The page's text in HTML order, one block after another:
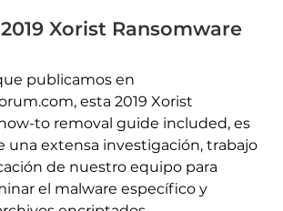
Xorist Ransomware
publicamos en
esta 2019 Xorist
to removal guide included, es
una extensa investigación, trabajo
de nuestro equipo para
el malware específico y